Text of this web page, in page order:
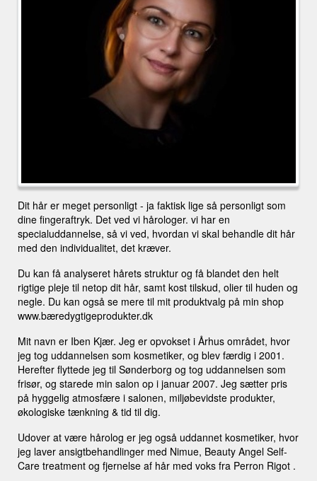
Dit hår er meget personligt - ja faktisk lige så personligt som
dine fingeraftryk. Det ved vi hårologer. vi har en
specialuddannelse, så vi ved, hvordan vi skal behandle dit hår
med den individualitet, det kræver.
Du kan få analyseret hårets struktur og få blandet den helt
rigtige pleje til netop dit hår, samt kost tilskud, olier til huden og
negle. Du kan også se mere til mit produktvalg på min shop
www.bæredygtigeprodukter.dk
Mit navn er Iben Kjær. Jeg er opvokset i Århus området, hvor
jeg tog uddannelsen som kosmetiker, og blev færdig i 2001.
Herefter flyttede jeg til Sønderborg og tog uddannelsen som
frisør, og starede min salon op i januar 2007. Jeg sætter pris
på hyggelig atmosfære i salonen, miljøbevidste produkter,
økologiske tænkning & tid til dig.
Udover at være hårolog er jeg også uddannet kosmetiker, hvor
jeg laver ansigtbehandlinger med Nimue, Beauty Angel Self-
Care treatment og fjernelse af hår med voks fra Perron Rigot .